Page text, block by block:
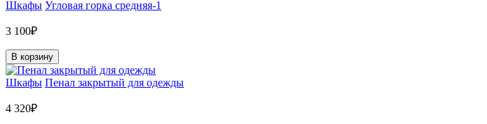
Шкафы Угловая горка средняя-1
3 100₽
В корзину
Шкафы Пенал закрытый для одежды
4 320₽